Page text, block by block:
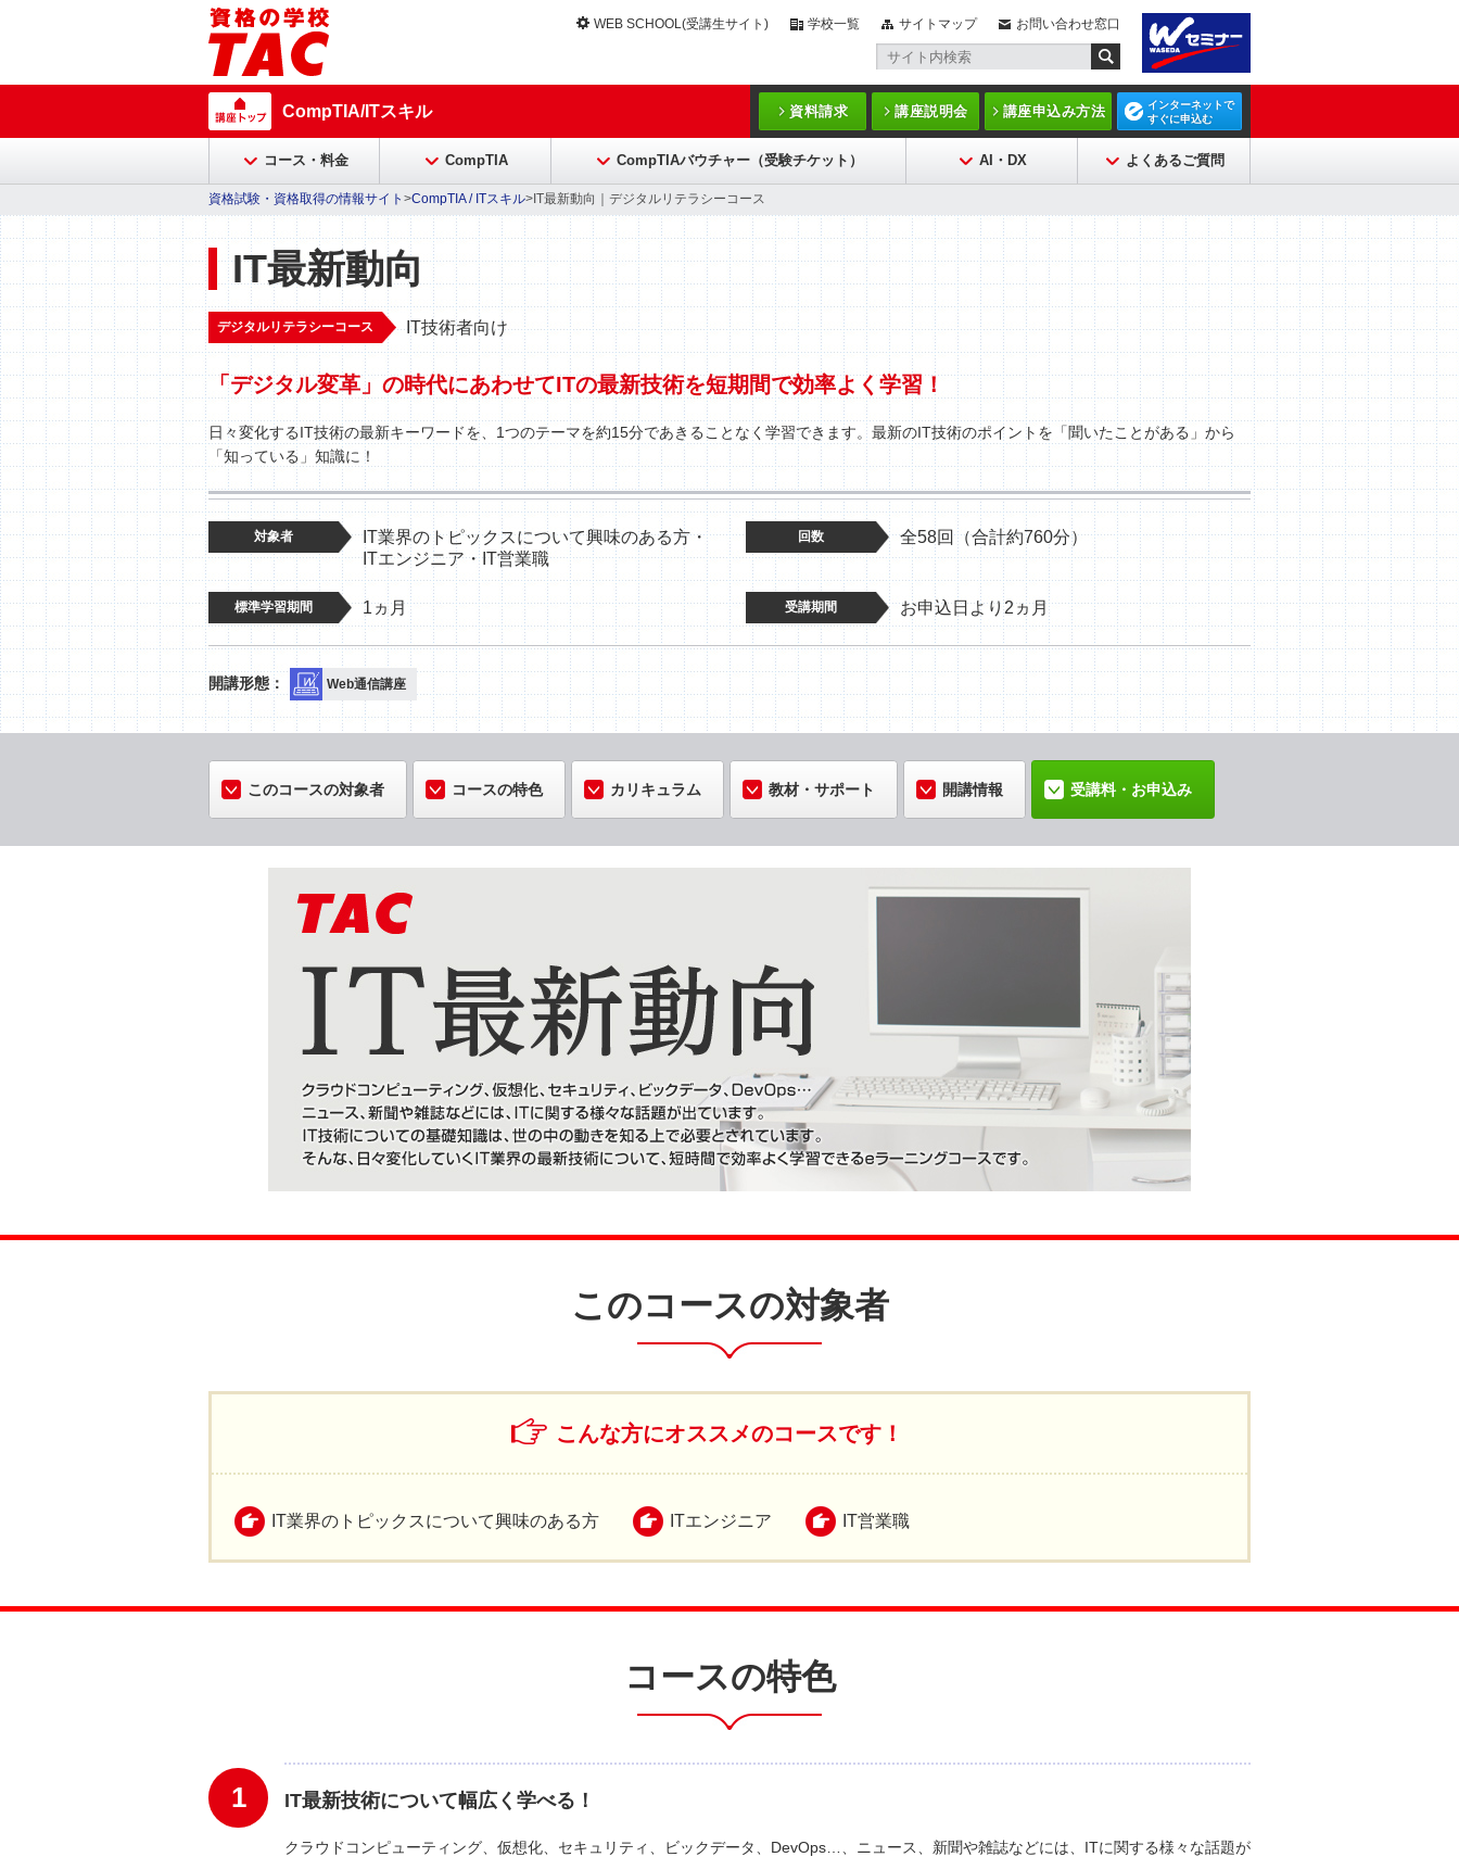
WEB SCHOOL(受講生サイト) 学校一覧 サイトマップ お問い合わせ窓口
CompTIA/ITスキル 資料請求 講座説明会 講座申込み方法
インターネットで
すぐに申込む
コース・料金 CompTIA CompTIAバウチャー（受験チケット） AI・DX よくあるご質問
資格試験・資格取得の情報サイト >CompTIA / ITスキル>IT最新動向｜デジタルリテラシーコース
IT最新動向
デジタルリテラシーコース IT技術者向け
「デジタル変革」の時代にあわせてITの最新技術を短期間で効率よく学習！
日々変化するIT技術の最新キーワードを、1つのテーマを約15分であきることなく学習できます。最新のIT技術のポイントを「聞いたことがある」から
「知っている」知識に！
対象者
IT業界のトピックスについて興味のある方・
ITエンジニア・IT営業職
回数 全58回（合計約760分）
標準学習期間 1ヵ月 受講期間 お申込日より2ヵ月
Web通信講座
このコースの対象者 コースの特色 カリキュラム 教材・サポート 開講情報 受講料・お申込み
このコースの対象者
こんな方にオススメのコースです！
IT業界のトピックスについて興味のある方 ITエンジニア IT営業職
コースの特色
1 IT最新技術について幅広く学べる！
クラウドコンピューティング、仮想化、セキュリティ、ビックデータ、DevOps…、ニュース、新聞や雑誌などには、ITに関する様々な話題が